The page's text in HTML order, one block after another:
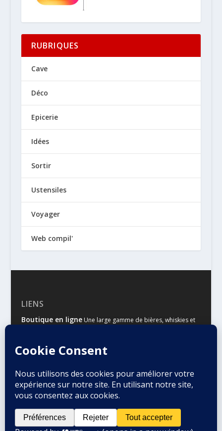
RUBRIQUES
Cave
Déco
Epicerie
Idées
Sortir
Ustensiles
Voyager
Web compil'
LIENS
Boutique en ligneUne large gamme de bières, whiskies et
Malts & HoublonsLe site d’information des amateurs de
Conçu parElegant Themes | Propulsé parWordPress